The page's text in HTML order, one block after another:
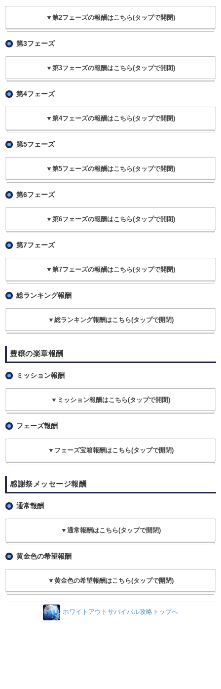
▼第2フェーズの報酬はこちら(タップで開閉)
第3フェーズ
▼第3フェーズの報酬はこちら(タップで開閉)
第4フェーズ
▼第4フェーズの報酬はこちら(タップで開閉)
第5フェーズ
▼第5フェーズの報酬はこちら(タップで開閉)
第6フェーズ
▼第6フェーズの報酬はこちら(タップで開閉)
第7フェーズ
▼第7フェーズの報酬はこちら(タップで開閉)
総ランキング報酬
▼総ランキング報酬はこちら(タップで開閉)
豊穣の楽章報酬
ミッション報酬
▼ミッション報酬はこちら(タップで開閉)
フェーズ報酬
▼フェーズ宝箱報酬はこちら(タップで開閉)
感謝祭メッセージ報酬
通常報酬
▼通常報酬はこちら(タップで開閉)
黄金色の希望報酬
▼黄金色の希望報酬はこちら(タップで開閉)
ホワイトアウトサバイバル攻略トップへ